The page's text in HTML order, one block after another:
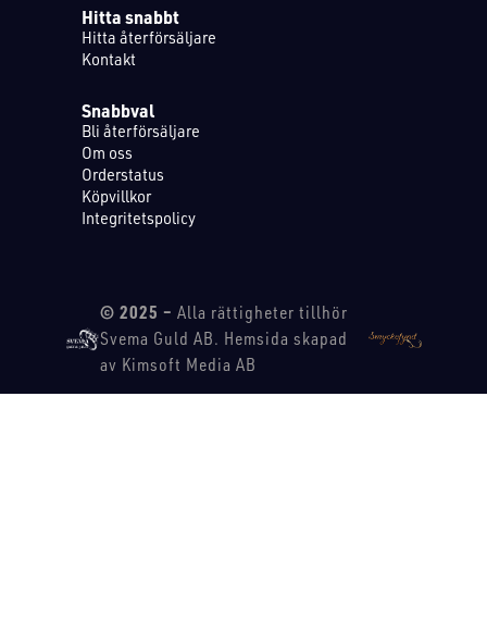
Hitta snabbt
Hitta återförsäljare
Kontakt
Snabbval
Bli återförsäljare
Om oss
Orderstatus
Köpvillkor
Integritetspolicy
© 2025 – Alla rättigheter tillhör
Svema Guld AB. Hemsida skapad
av Kimsoft Media AB